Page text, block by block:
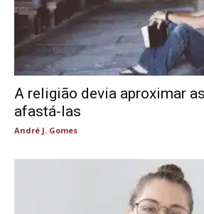
A religião devia aproximar
afastá-las
André J. Gomes